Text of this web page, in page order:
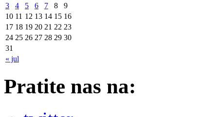
« jul
3
4 5 6 7 8
9
10 11 12 13 14 15 16
17 18 19 20 21 22 23
24 25 26 27 28 29 30
31
Pratite nas na: